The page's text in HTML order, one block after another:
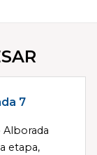
7
Alborada
etapa,